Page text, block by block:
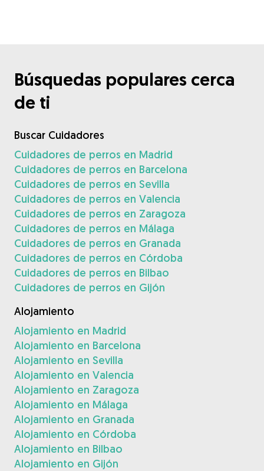
Búsquedas populares cerca
de ti
Buscar Cuidadores
Cuidadores de perros en Madrid
Cuidadores de perros en Barcelona
Cuidadores de perros en Sevilla
Cuidadores de perros en Valencia
Cuidadores de perros en Zaragoza
Cuidadores de perros en Málaga
Cuidadores de perros en Granada
Cuidadores de perros en Córdoba
Cuidadores de perros en Bilbao
Cuidadores de perros en Gijón
Alojamiento
Alojamiento en Madrid
Alojamiento en Barcelona
Alojamiento en Sevilla
Alojamiento en Valencia
Alojamiento en Zaragoza
Alojamiento en Málaga
Alojamiento en Granada
Alojamiento en Córdoba
Alojamiento en Bilbao
Alojamiento en Gijón